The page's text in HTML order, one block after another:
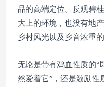
品的高端定位。反观碧
大上的环境，也没有地
乡村风光以及乡音浓重
无论是带有鸡血性质的“
然爱着它”，还是激励性